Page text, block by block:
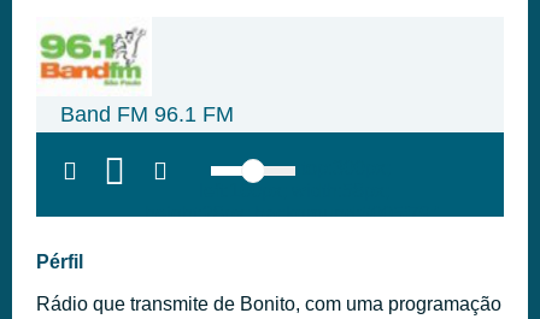
Band FM 96.1 FM
height:28px; background:#005f79;'
Pérfil
Rádio que transmite de Bonito, com uma programação